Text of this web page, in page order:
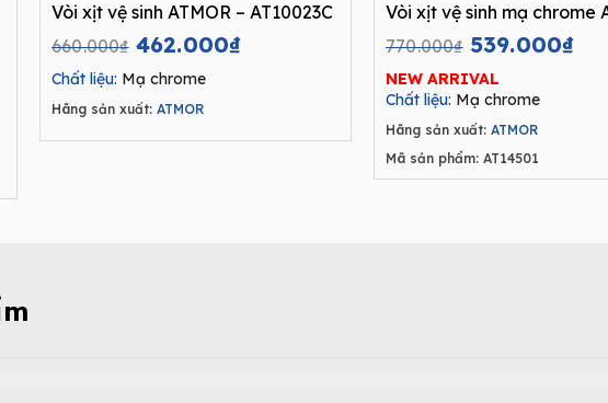
Vòi xịt vệ sinh ATMOR – AT10023C
660.000₫ Original
price
was:
660.000₫.
462.000₫Current
Chất liệu: Mạ chrome
Hãng sản xuất: ATMOR
Vòi xịt vệ sinh mạ chrome
770.000₫ Original
price
was:
770.000₫.
539.000₫
NEW ARRIVAL
Chất liệu: Mạ chrome
Hãng sản xuất: ATMOR
Mã sản phẩm: AT14501